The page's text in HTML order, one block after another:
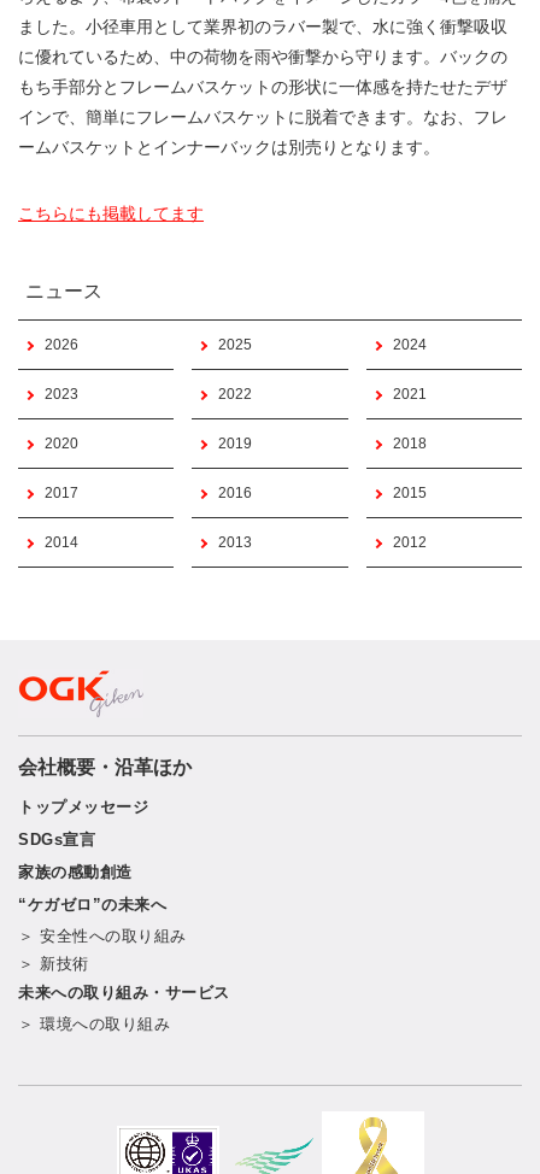
ました。小径車用として業界初のラバー製で、水に強く衝撃吸収
に優れているため、中の荷物を雨や衝撃から守ります。バックの
もち手部分とフレームバスケットの形状に一体感を持たせたデザ
インで、簡単にフレームバスケットに脱着できます。なお、フレ
ームバスケットとインナーバックは別売りとなります。
こちらにも掲載してます
ニュース
2026 2025 2024
2023 2022 2021
2020 2019 2018
2017 2016 2015
2014 2013 2012
会社概要・沿革ほか
トップメッセージ
SDGs宣言
家族の感動創造
“ケガゼロ”の未来へ
＞ 安全性への取り組み
＞ 新技術
未来への取り組み・サービス
＞ 環境への取り組み